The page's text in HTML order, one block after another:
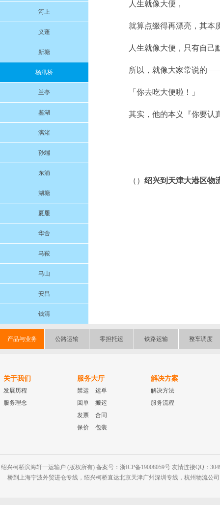
河上
义蓬
新塘
杨汛桥
兰亭
鉴湖
漓渚
孙端
东浦
湖塘
夏履
华舍
马鞍
马山
安昌
钱清
人生就像大便，
就算点缀得再漂亮，其本
人生就像大便，只有自己
所以，就像大家常说的
「你去吃大便啦！」
其实，他的本义『你要认
（） 绍兴到天津大港区物
产品与业务 公路运输 零担托运 铁路运输 整车调度
关于我们
发展历程
服务理念
服务大厅
禁运
运单
回单
搬运
发票
合同
保价
包装
解决方案
解决方法
服务流程
绍兴柯桥滨海轩一运输户 (版权所有) 备案号：浙ICP备19008059号 友情连接QQ：
桥到上海宁波外贸进仓专线，绍兴柯桥直达北京天津广州深圳专线，杭州物流公